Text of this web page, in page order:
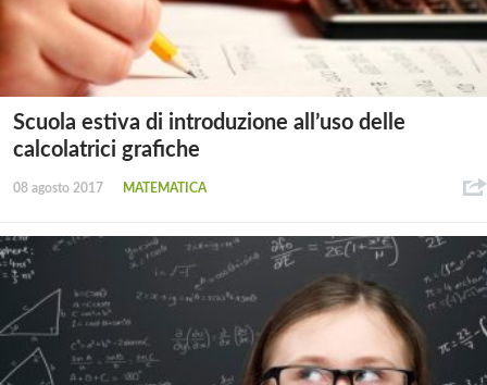
Scuola estiva di introduzione all’uso delle
calcolatrici grafiche
08 agosto 2017 MATEMATICA